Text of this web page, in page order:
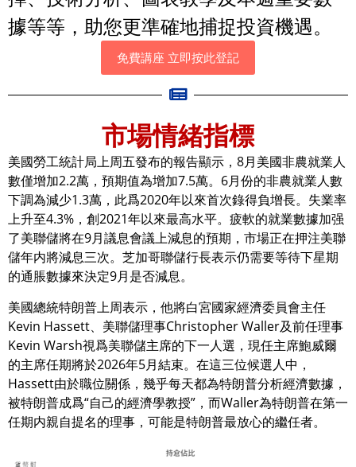
據等等，助您更準確地捕捉投資機遇。
免費講座 立即按此登記
市場情緒指標
美國勞工統計局上周五發布的報告顯示，8月美國非農就業人
數僅增加2.2萬，預期值為增加7.5萬。6月份的非農就業人數
下調為減少1.3萬，此爲2020年以來首次錄得負增長。失業率
上升至4.3%，創2021年以來最高水平。疲軟的就業數據加强
了美聯儲將在9月議息會議上減息的預期，市場正在押注美聯
儲年内將減息三次。芝加哥聯儲行長表示仍需要等待下星期
的通脹數據來決定9月是否減息。
美國總統特朗普上周表示，他將白宮國家經濟委員會主任
Kevin Hassett、美聯儲理事Christopher Waller及前任理事
Kevin Warsh視爲美聯儲主席的下一人選，現任主席鮑威爾
的主席任期將於2026年5月結束。在這三位候選人中，
Hassett由於職位關係，幾乎每天都為特朗普分析經濟數據，
被特朗普成爲“自己的經濟學教授”，而Waller為特朗普在第一
任期内親自提名的理事，可能是特朗普最放心的繼任者。